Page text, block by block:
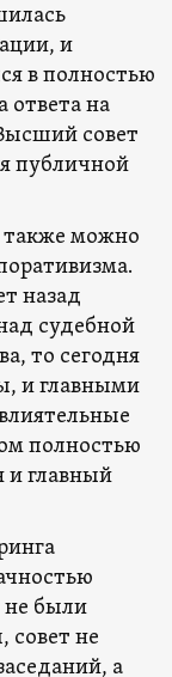
и
в полностью
ответа на
совет
публичной
также можно
назад
судебной
то сегодня
и главными
полностью
и главный
не были
совет не
а